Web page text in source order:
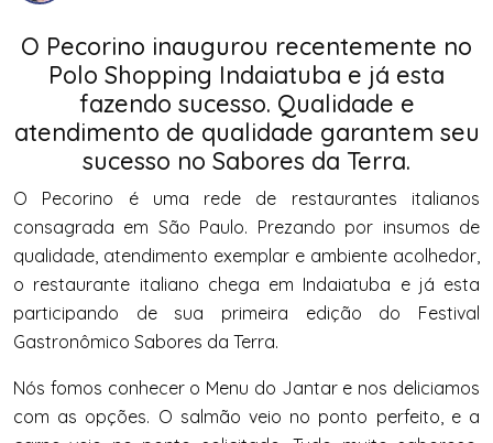
O Pecorino inaugurou recentemente no
Polo Shopping Indaiatuba e já esta
fazendo sucesso. Qualidade e
atendimento de qualidade garantem seu
sucesso no Sabores da Terra.
O Pecorino é uma rede de restaurantes italianos
consagrada em São Paulo. Prezando por insumos de
qualidade, atendimento exemplar e ambiente acolhedor,
o restaurante italiano chega em Indaiatuba e já esta
participando de sua primeira edição do Festival
Gastronômico Sabores da Terra.
Nós fomos conhecer o Menu do Jantar e nos deliciamos
com as opções. O salmão veio no ponto perfeito, e a